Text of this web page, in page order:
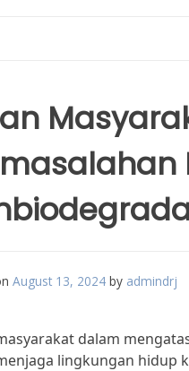
August 13, 2024 by admindrj
dalam
lingkungan hidup